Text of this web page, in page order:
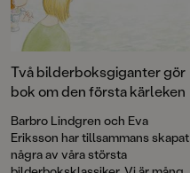
Två bilderboksgiganter gör
bok om den första kärleken
Barbro Lindgren och Eva
Eriksson har tillsammans skapat
några av våra största